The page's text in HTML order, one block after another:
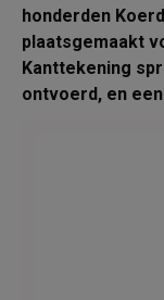
honderden
plaatsgemaakt
Kanttekening
ontvoerd, en